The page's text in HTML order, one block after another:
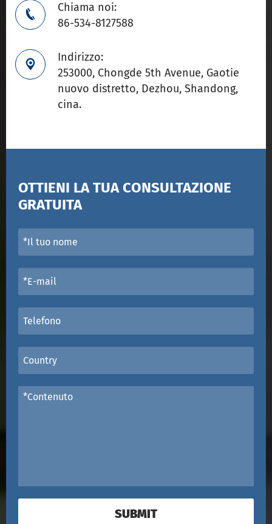

Chiama noi:
86-534-8127588

Indirizzo:
253000, Chongde 5th Avenue, Gaotie
nuovo distretto, Dezhou, Shandong,
cina.
OTTIENI LA TUA CONSULTAZIONE
GRATUITA
SUBMIT